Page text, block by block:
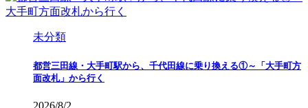
未分類
都営三田線・大手町駅から、千代田線に乗り換える①～「大手町方
面改札」から行く
2026/8/2